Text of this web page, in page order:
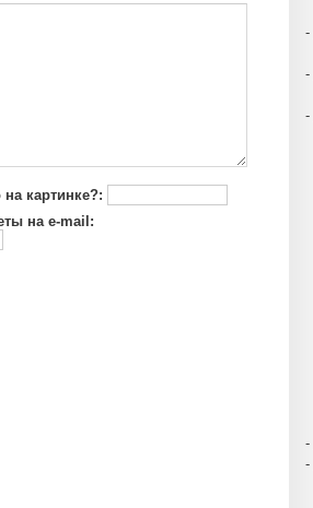
-
-
-
-
-
картинке?:
на e-mail: